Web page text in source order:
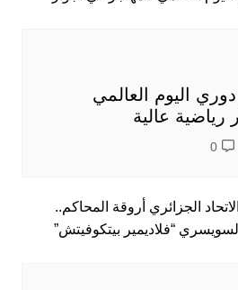
دوري اليوم العالمي
رياضية عالية
0